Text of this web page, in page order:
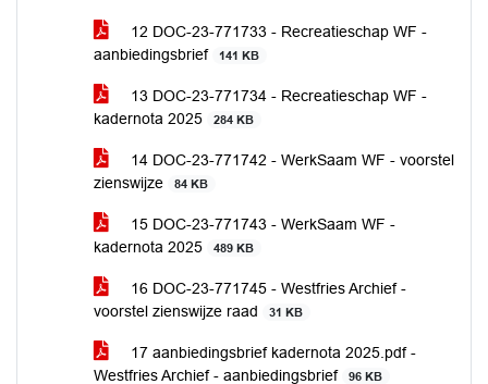
12 DOC-23-771733 - Recreatieschap WF -
aanbiedingsbrief
141 KB
13 DOC-23-771734 - Recreatieschap WF -
kadernota 2025
284 KB
14 DOC-23-771742 - WerkSaam WF - voorstel
zienswijze
84 KB
15 DOC-23-771743 - WerkSaam WF -
kadernota 2025
489 KB
16 DOC-23-771745 - Westfries Archief -
voorstel zienswijze raad
31 KB
17 aanbiedingsbrief kadernota 2025.pdf -
Westfries Archief - aanbiedingsbrief
96 KB